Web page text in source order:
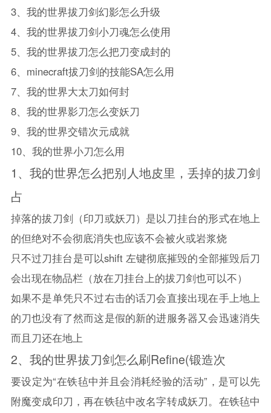
3、 我的世界拔刀剑幻影怎么升级
4、 我的世界拔刀剑小刀魂怎么使用
5、 我的世界拔刀怎么把刀变成封的
6、 minecraft拔刀剑的技能SA怎么用
7、 我的世界大太刀如何封
8、 我的世界影刀怎么变妖刀
9、 我的世界交错次元成就
10、 我的世界小刀怎么用
1、我的世界怎么把别人地皮里，丢掉的拔刀剑
占
掉落的拔刀剑（印刀或妖刀）是以刀挂台的形式在地上
的但绝对不会彻底消失也应该不会被火或岩浆烧
只不过刀挂台是可以shift 左键彻底摧毁的全部摧毁后刀
会出现在物品栏（放在刀挂台上的拔刀剑也可以不）
如果不是单凭只不过右击的话刀会直接出现在手上地上
的刀也没有了然而这是假的新的进服务器又会迅速消失
而且刀还在地上
2、 我的世界拔刀剑怎么刷Refine(锻造次
要设定为“在铁毡中并且会消耗经验的活动”，是可以先
附魔变成印刀，再在铁毡中改名字转成妖刀。在铁毡中